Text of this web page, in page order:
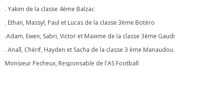
. Yakim de la classe 4ème Balzac
. Ethan, Massyl, Paul et Lucas de la classe 3ème Botéro
.Adam, Ewen, Sabri, Victor et Maxime de la classe 3ème Gaudi
. Anaîl, Chérif, Hayden et Sacha de la classe 3 ème Manaudou.
Monsieur Pecheux, Responsable de l'AS Football